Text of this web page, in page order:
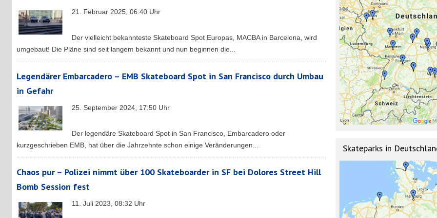
21. Februar 2025, 06:40 Uhr
Der vielleicht bekannteste Skateboard Spot Europas, MACBA in Barcelona, wird
umgebaut! Die Pläne sind seit langem bekannt und nun beginnen die...
Legendärer Embarcadero – EMB Skateboard Spot in San Francisco durch Umbau
in Gefahr
25. September 2024, 17:50 Uhr
Der legendäre Skateboard Spot in San Francisco, Embarcadero oder
kurzgeschrieben EMB, hat über die Jahrzehnte schon einige Veränderungen...
Chaos pur – Polizei nimmt über 100 Skateboarder in SF bei Dolores Street Hill
Bomb Session fest
11. Juli 2023, 08:32 Uhr
Skateparks in